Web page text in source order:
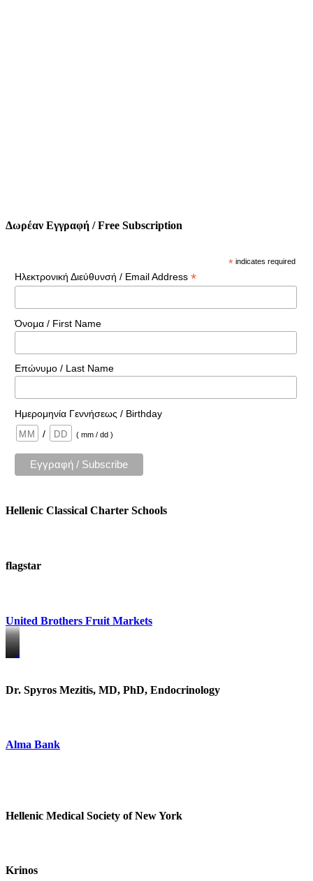
Δωρέαν Εγγραφή / Free Subscription
* indicates required
Ηλεκτρονική Διεύθυνσή / Email Address *
Όνομα / First Name
Επώνυμο / Last Name
Ημερομηνία Γεννήσεως / Birthday
/
( mm / dd )
Hellenic Classical Charter Schools
flagstar
United Brothers Fruit Markets
https://www.unitedbrothersfruitmarkets.com/
https://www.unitedbrothersfruitmarkets.com/
Dr. Spyros Mezitis, MD, PhD, Endocrinology
Alma Bank
Hellenic Medical Society of New York
Krinos